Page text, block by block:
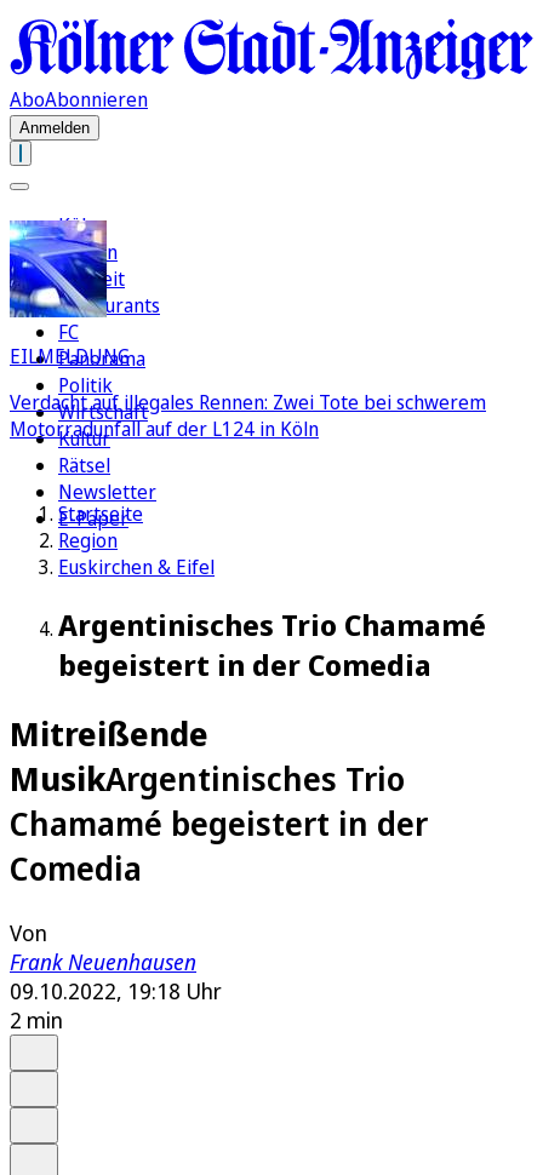
AboAbonnieren
Anmelden
Köln
Region
Freizeit
Restaurants
FC
Panorama
Politik
Wirtschaft
Kultur
Rätsel
Newsletter
E-Paper
EILMELDUNG
Verdacht auf illegales Rennen: Zwei Tote bei schwerem
Motorradunfall auf der L124 in Köln
Startseite
Region
Euskirchen & Eifel
Argentinisches Trio Chamamé
begeistert in der Comedia
Mitreißende
MusikArgentinisches Trio
Chamamé begeistert in der
Comedia
Von
Frank Neuenhausen
09.10.2022, 19:18 Uhr
2 min